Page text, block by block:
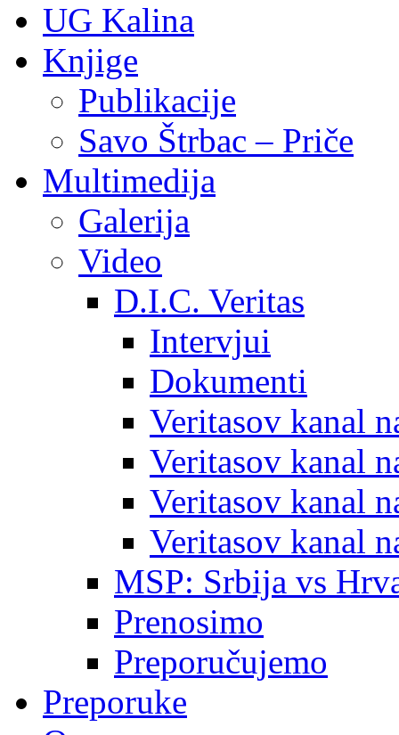
UG Kalina
Knjige
Publikacije
Savo Štrbac – Priče
Multimedija
Galerija
Video
D.I.C. Veritas
Intervjui
Dokumenti
Veritasov kanal
Veritasov kanal
Veritasov kanal
Veritasov kanal
MSP: Srbija vs
Prenosimo
Preporučujemo
Preporuke